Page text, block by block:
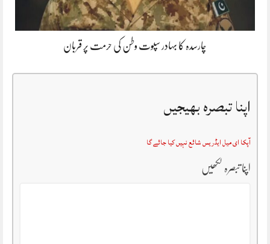
چارسدہ کا بہادر سپوت وطن کی حرمت پر قربان
اپنا تبصرہ بھیجیں
آپکا ای میل ایڈریس شائع نہیں کیا جائے گا
اپنا تبصرہ لکھیں